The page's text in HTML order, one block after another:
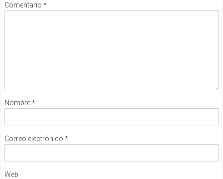
Comentario *
Nombre*
Correo electrónico *
Web